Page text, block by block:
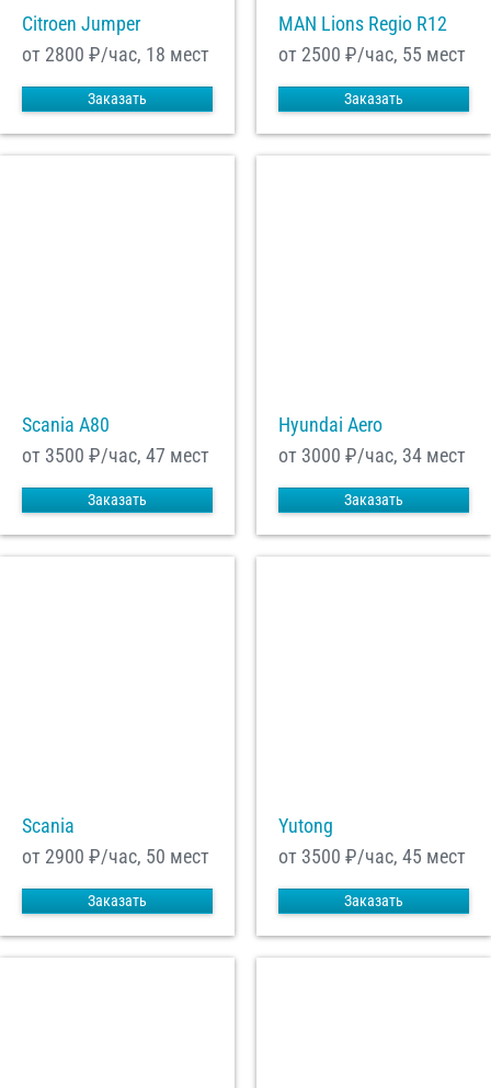
Citroen Jumper
от 2800 ₽/час, 18 мест
Заказать
MAN Lions Regio R12
от 2500 ₽/час, 55 мест
Заказать
Scania A80
от 3500 ₽/час, 47 мест
Заказать
Hyundai Aero
от 3000 ₽/час, 34 мест
Заказать
Scania
от 2900 ₽/час, 50 мест
Заказать
Yutong
от 3500 ₽/час, 45 мест
Заказать